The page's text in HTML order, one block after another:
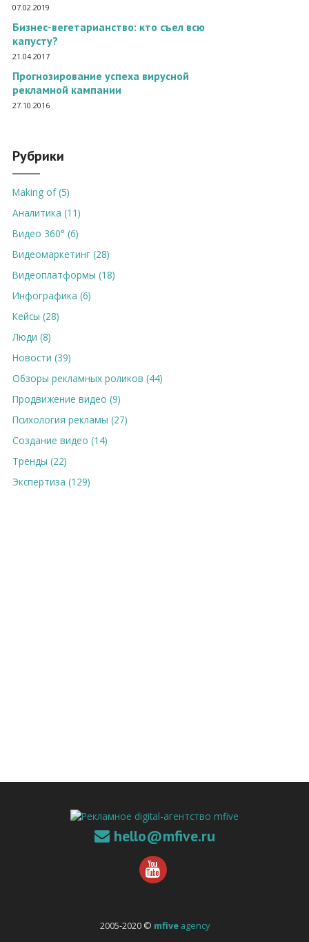
07.02.2019
Бизнес-вегетарианство: кто съел всю
капусту?
21.04.2017
Прогнозирование успеха вирусной
рекламной кампании
27.10.2016
Рубрики
Making of (5)
Аналитика (11)
Видео 360° (6)
Видеомаркетинг (28)
Видеоплатформы (18)
Инфографика (6)
Кейсы (28)
Люди (8)
Новости (39)
Обзоры рекламных роликов (44)
Продвижение видео (9)
Психология рекламы (27)
Создание видео (14)
Тренды (22)
Экспертиза (129)
hello@mfive.ru
2005-2020 © mfiveagency